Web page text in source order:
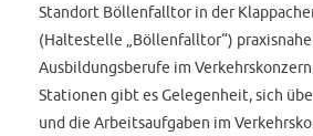
Standort Böllenfalltor in der
(Haltestelle „Böllenfalltor“)
Ausbildungsberufe im
Stationen gibt es Gelegenheit, sich
und die Arbeitsaufgaben im